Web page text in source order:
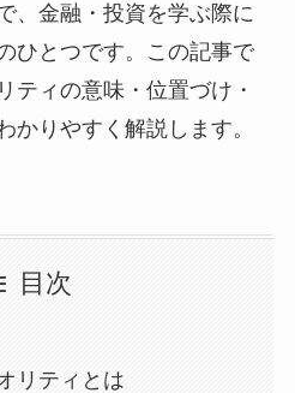
、金融・投資を学ぶ際に
ひとつです。この記事で
ティの意味・位置づけ・
かりやすく解説します。
目次
リティとは